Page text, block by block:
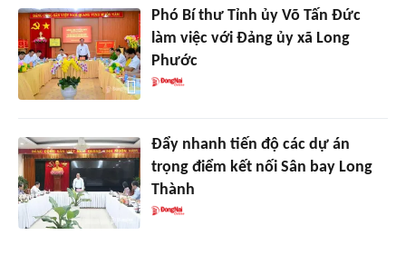
Phó Bí thư Tỉnh ủy Võ Tấn Đức
làm việc với Đảng ủy xã Long
Phước
Đẩy nhanh tiến độ các dự án
trọng điểm kết nối Sân bay Long
Thành